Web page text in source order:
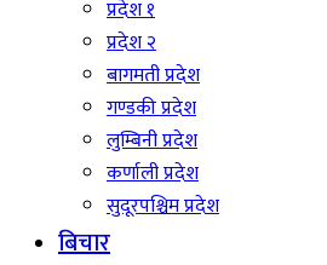
प्रदेश १
प्रदेश २
बागमती प्रदेश
गण्डकी प्रदेश
लुम्बिनी प्रदेश
कर्णाली प्रदेश
सुदूरपश्चिम प्रदेश
बिचार